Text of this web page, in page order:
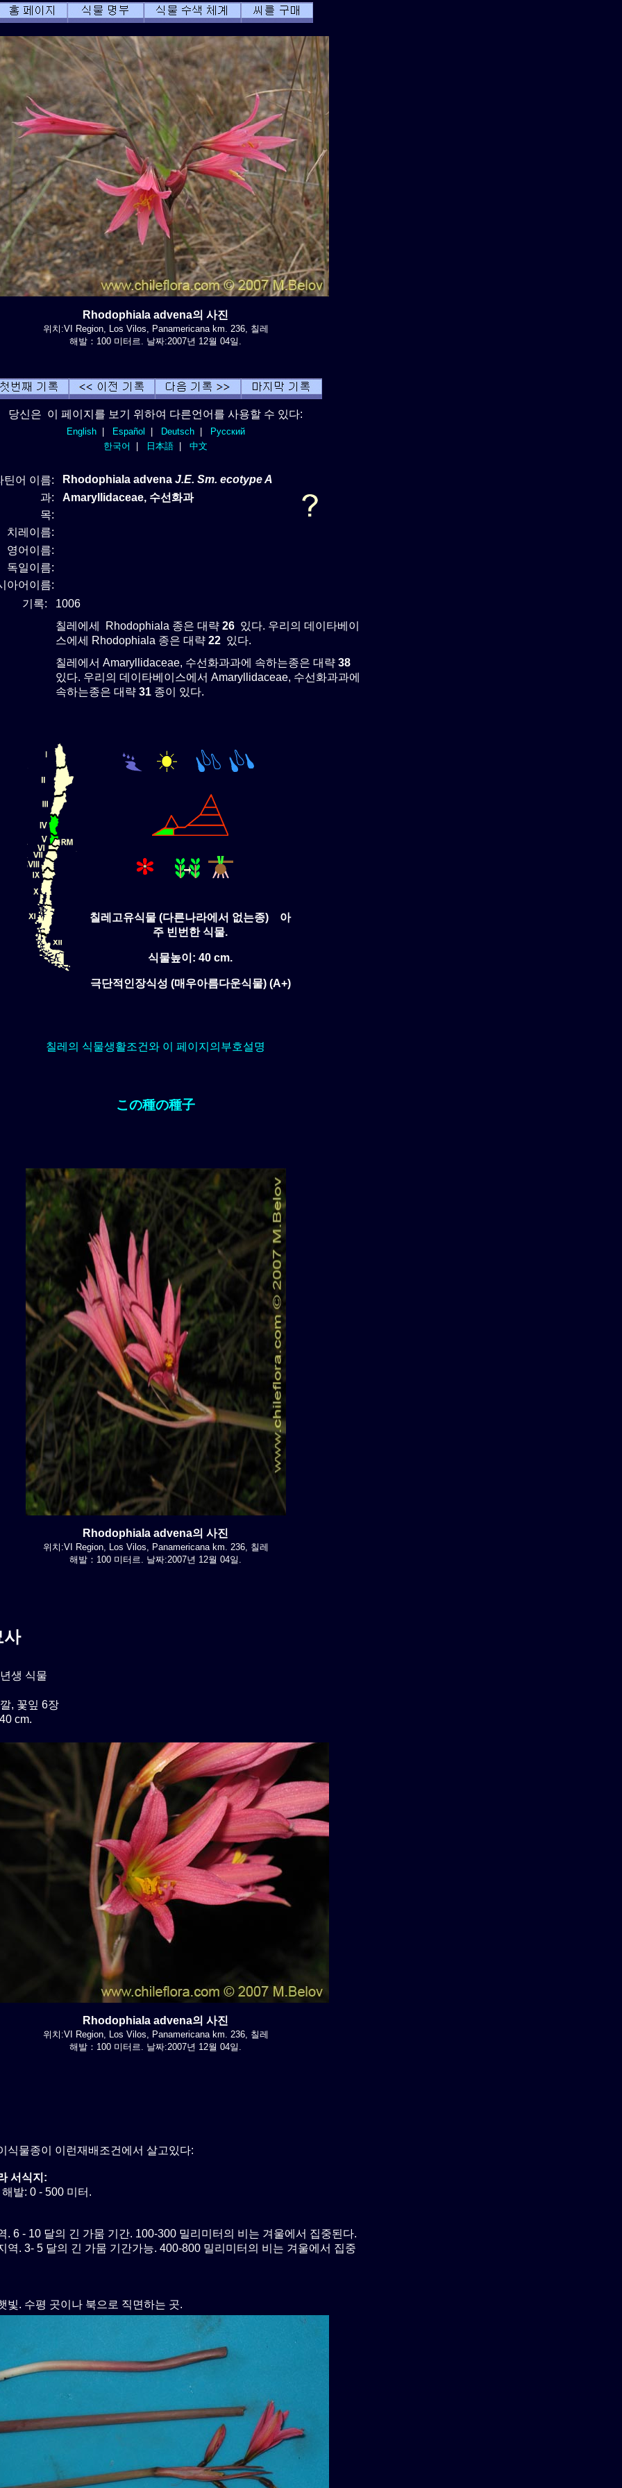
Rhodophiala advena의 사진
위치:VI Region, Los Vilos, Panamericana km. 236, 칠레
해발：100 미터르. 날짜:2007년 12월 04일.
당신은 이 페이지를 보기 위하여 다른언어를 사용할 수 있다:
English| Español Deutsch|
Русский
한국어
日本語 中文
틴어 이름: Rhodophiala advena J.E. Sm. ecotype A
과:
Amaryllidaceae, 수선화과
목:
치레이름:
영어이름:
독일이름:
아어이름:
기록:
1006
칠레에세 Rhodophiala 종은 대략 26 있다. 우리의 데이타베이
스에세 Rhodophiala 종은 대략 22 있다.
칠레에서 Amaryllidaceae, 수선화과과에 속하는종은 대략 38
있다. 우리의 데이타베이스에서 Amaryllidaceae, 수선화과과에
속하는종은 대략 31 종이 있다.
칠레고유식물 (다른나라에서 없는종) 아
주 빈번한 식물.
식물높이: 40 cm.
극단적인장식성 (매우아름다운식물) (A+)
칠레의 식물생활조건와 이 페이지의부호설명
この種の種子
Rhodophiala advena의 사진
위치:VI Region, Los Vilos, Panamericana km. 236, 칠레
해발：100 미터르. 날짜:2007년 12월 04일.
사
생 식물
, 꽃잎 6장
cm.
Rhodophiala advena의 사진
위치:VI Region, Los Vilos, Panamericana km. 236, 칠레
해발：100 미터르. 날짜:2007년 12월 04일.
식물종이 이런재배조건에서 살고있다:
서식지:
발: 0 - 500 미터.
. 6 - 10 달의 긴 가뭄 기간. 100-300 밀리미터의 비는 겨울에서 집중된다.
역. 3- 5 달의 긴 가뭄 기간가능. 400-800 밀리미터의 비는 겨울에서 집중
빛. 수평 곳이나 북으로 직면하는 곳.